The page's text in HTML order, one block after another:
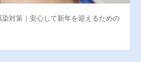
対策｜安心して新年を迎えるための